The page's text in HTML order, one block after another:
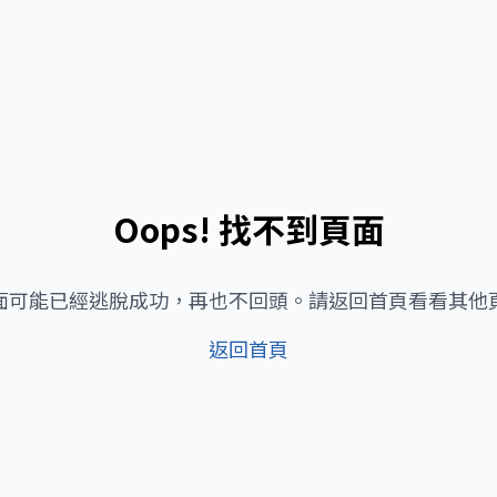
Oops! 找不到頁面
可能已經逃脫成功，再也不回頭。請返回首頁看看其他
返回首頁